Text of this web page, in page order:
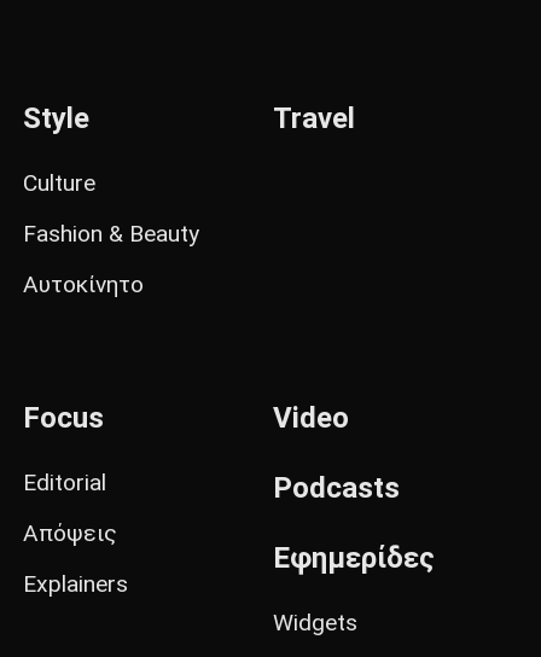
Style
Culture
Fashion & Beauty
Αυτοκίνητο
Travel
Focus
Editorial
Απόψεις
Explainers
Video
Podcasts
Εφημερίδες
Widgets